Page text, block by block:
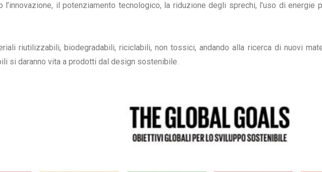
l’innovazione, il potenziamento tecnologico, la riduzione degli sprechi, l’uso di
riutilizzabili, biodegradabili, riciclabili, non tossici, andando alla ricerca di nuovi
si daranno vita a prodotti dal design sostenibile.